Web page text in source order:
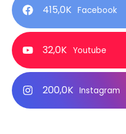
415,0K Facebook
32,0K Youtube
200,0K Instagram